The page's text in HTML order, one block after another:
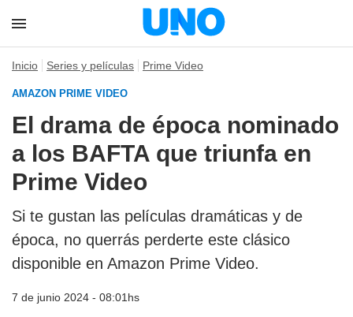
Inicio Series y películas Prime Video
AMAZON PRIME VIDEO
El drama de época nominado
a los BAFTA que triunfa en
Prime Video
Si te gustan las películas dramáticas y de
época, no querrás perderte este clásico
disponible en Amazon Prime Video.
7 de junio 2024 - 08:01hs